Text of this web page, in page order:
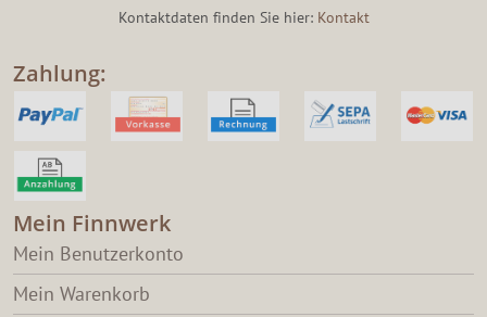
Kontaktdaten finden Sie hier: Kontakt
Zahlung:
Mein Finnwerk
Mein Benutzerkonto
Mein Warenkorb